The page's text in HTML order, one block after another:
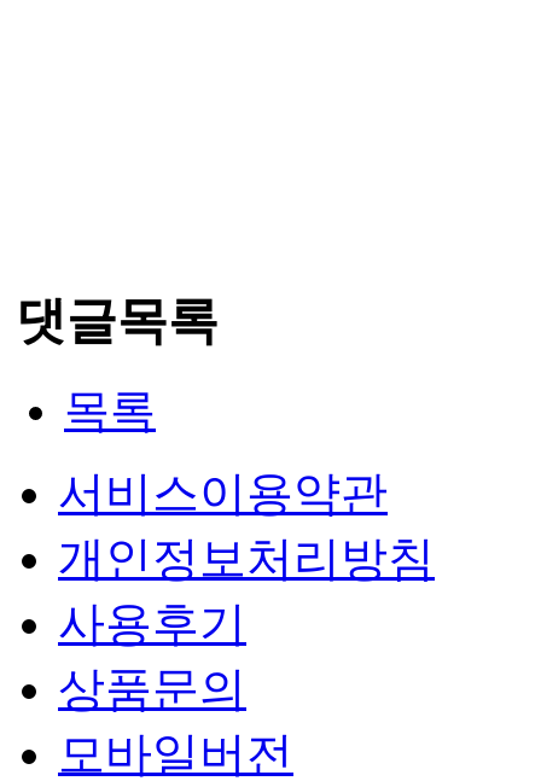
댓글목록
목록
서비스이용약관
개인정보처리방침
사용후기
상품문의
모바일버전